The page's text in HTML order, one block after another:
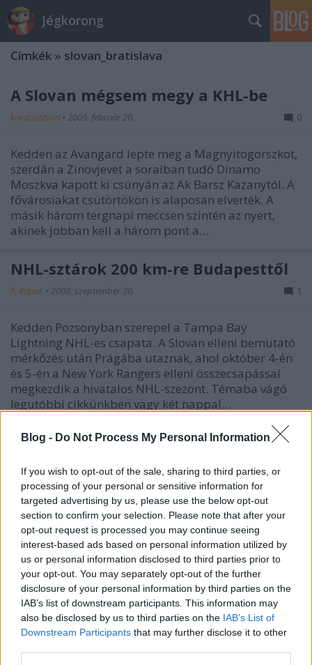
Blog - Do Not Process My Personal Information
If you wish to opt-out of the sale, sharing to third parties, or
processing of your personal or sensitive information for
targeted advertising by us, please use the below opt-out
section to confirm your selection. Please note that after your
opt-out request is processed you may continue seeing
interest-based ads based on personal information utilized by
us or personal information disclosed to third parties prior to
your opt-out. You may separately opt-out of the further
disclosure of your personal information by third parties on the
IAB’s list of downstream participants. This information may
also be disclosed by us to third parties on the IAB’s List of
Downstream Participants that may further disclose it to other
Jégkorong
Címkék » slovan_bratislava
A Slovan mégsem megy a KHL-be
kovacsistvan • 2009. február 20. 0
Kedden az Avangard lepte meg a Magnyitogorszkot,
szerdán a Zinovjevet a soraiban tudó Dinamo
Moszkva kapott ki csúnyán az Ak Barsz Kazanytól. A
fővárosiakat csütörtökön is alaposan elverték. A
másik három tergnapi meccsen szintén az nyert,
akinek jobban kell a három pont a…
NHL-sztárok 200 km-re Budapesttől
F. Kapus • 2008. szeptember 30. 1
Kedden Pozsonyban szerepel a Tampa Bay
Lightning NHL-es csapata. A Slovan elleni bemutató
mérkőzés után Prágába utaznak, ahol október 4-én
és 5-én a New York Rangers elleni összecsapással
megkezdik a hivatalos NHL-szezont. Témaba vágó
legutóbbi cikkünkben vagy két nappal…
Sille Tamásék bajnokot vertek
A HK 36 Skalica hosszabbítás után 2-1 arányban
legyőzte a Slovan Bratislavát. Sille Tamás harmadik
sorosként a siker részese volt. A bekk válogatottilag
novemberre gondol. A tabellán éppen a pozsonyiak
előtt állnak Szakolca büszkeségei, a negyedik helyen.
"Az eredményeink…
Nagyon drága lesz a Slovan–Tampa
F. Kapus•2008. szeptember 03.